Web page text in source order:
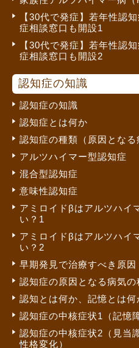
【30代で発症】若年性認
症相談窓口も開設1
【30代で発症】若年性認
症相談窓口も開設2
認知症の知識
認知症の知識
認知症とは何か
認知症の種類（原因となる
アルツハイマー型認知症
混合型認知症
意味性認知症
アミロイドβはアルツハイ
い？1
アミロイドβはアルツハイ
い？2
早期発見で治療すべき原因
認知症の原因となる病気の
認知とは何か、記憶とは何
認知症の中核症状1（記憶
認知症の中核症状2（見当
性格変化）